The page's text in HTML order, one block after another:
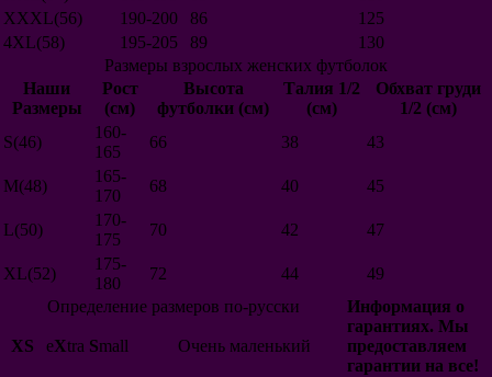
США
Македония
Новая Зеландия
Катар
Грузия
Сборные
Россия
Нидерланды
Бельгия
Англия
Польша
XXXL(56)
190-200 86
125
4XL(58)
195-205 89
130
Размеры взрослых женских футболок
Наши
Размеры
Рост
(см)
Высота
футболки (см)
Талия 1/2
(см)
Обхват груди
1/2 (см)
S(46)
160-
165
66 38 43
M(48)
165-
170
68 40 45
L(50)
170-
175
70 42 47
XL(52)
175-
180
72 44
49
Определение размеров по-русски
XS eXtra Small Очень маленький
Информация о
гарантиях. Мы
предоставляем
гарантии на все!